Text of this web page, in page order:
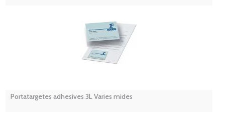
Portatargetes adhesives 3L Varies mides